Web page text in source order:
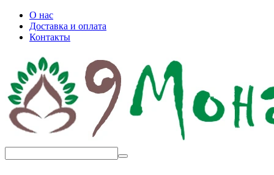
О нас
Доставка и оплата
Контакты